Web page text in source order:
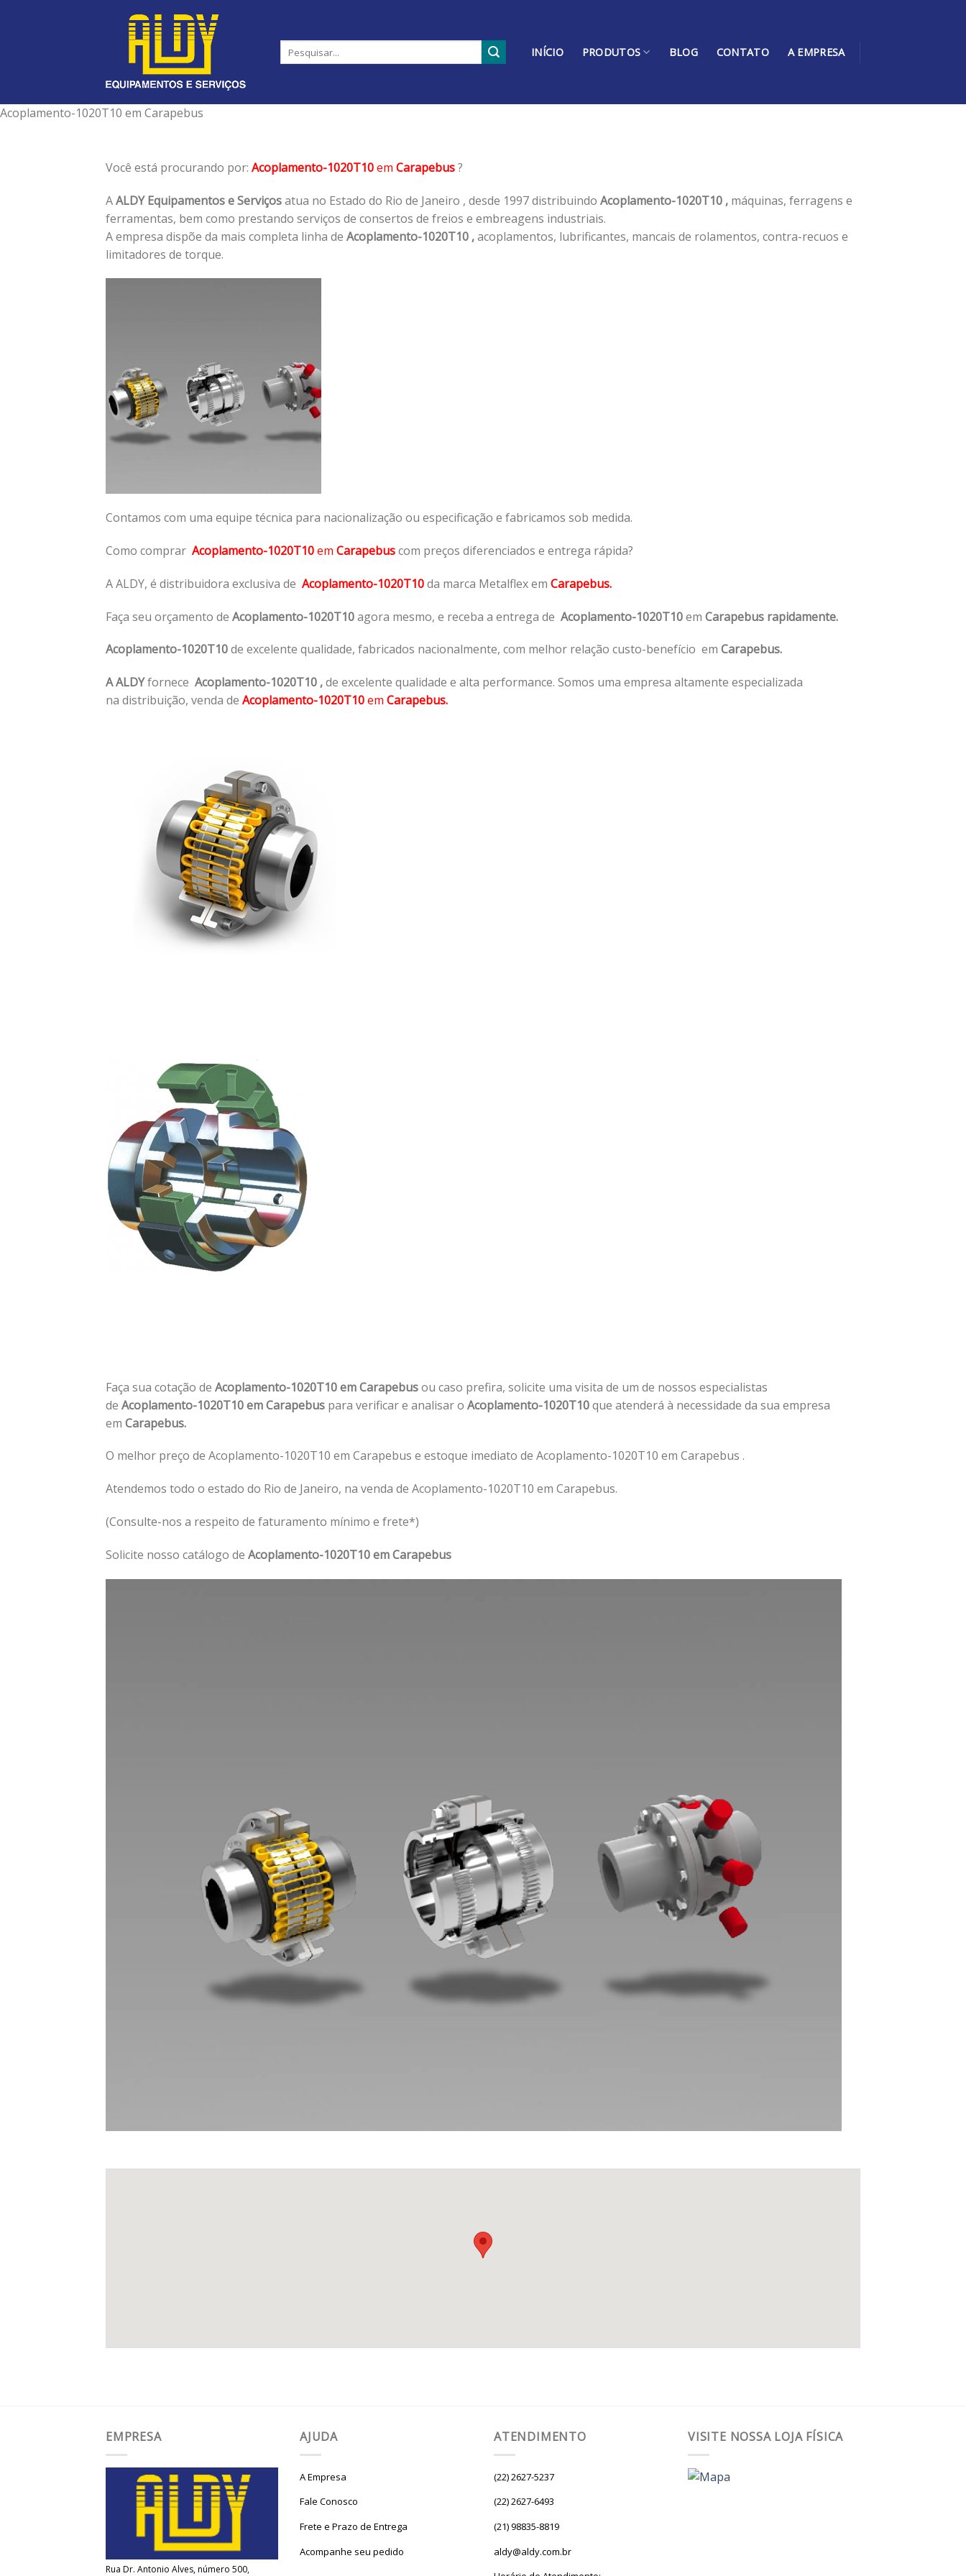
INÍCIO PRODUTOS BLOG CONTATO A EMPRESA
Acoplamento-1020T10 em Carapebus
Você está procurando por: Acoplamento-1020T10em Carapebus?
AALDY Equipamentos e Serviçosatua no Estado do Rio de Janeiro , desde 1997 distribuindo Acoplamento-1020T10 , máquinas, ferragens e
ferramentas, bem como prestando serviços de consertos de freios e embreagens industriais.
A empresa dispõe da mais completa linha de Acoplamento-1020T10 ,acoplamentos, lubrificantes, mancais de rolamentos, contra-recuos e
limitadores de torque.
Contamos com uma equipe técnica para nacionalização ou especificação e fabricamos sob medida.
Como comprar Acoplamento-1020T10em Carapebuscom preços diferenciados e entrega rápida?
A ALDY, é distribuidora exclusiva de Acoplamento-1020T10da marca Metalflex em Carapebus.
Faça seu orçamento de Acoplamento-1020T10agora mesmo, e receba a entrega de Acoplamento-1020T10em Carapebus rapidamente.
Acoplamento-1020T10de excelente qualidade, fabricados nacionalmente, com melhor relação custo-benefício em Carapebus.
A ALDYfornece Acoplamento-1020T10 ,de excelente qualidade e alta performance. Somos uma empresa altamente especializada
na distribuição, venda de Acoplamento-1020T10em Carapebus.
Faça sua cotação de Acoplamento-1020T10 em Carapebusou caso prefira, solicite uma visita de um de nossos especialistas
de Acoplamento-1020T10 em Carapebus para verificar e analisar o Acoplamento-1020T10que atenderá à necessidade da sua empresa
em Carapebus.
O melhor preço de Acoplamento-1020T10 em Carapebus e estoque imediato de Acoplamento-1020T10 em Carapebus .
Atendemos todo o estado do Rio de Janeiro, na venda de Acoplamento-1020T10 em Carapebus.
(Consulte-nos a respeito de faturamento mínimo e frete*)
Solicite nosso catálogo de Acoplamento-1020T10 em Carapebus
EMPRESA
Rua Dr. Antonio Alves, número 500,
AJUDA
A Empresa
Fale Conosco
Frete e Prazo de Entrega
Acompanhe seu pedido
ATENDIMENTO
(22) 2627-5237
(22) 2627-6493
(21) 98835-8819
aldy@aldy.com.br
VISITE NOSSA LOJA FÍSICA